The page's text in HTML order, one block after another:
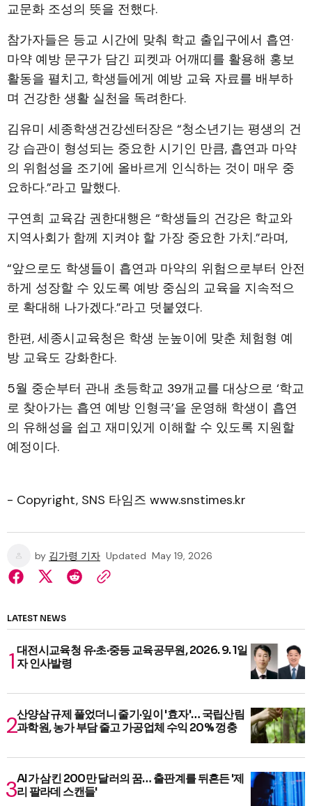
교문화 조성의 뜻을 전했다.
참가자들은 등교 시간에 맞춰 학교 출입구에서 흡연·
마약 예방 문구가 담긴 피켓과 어깨띠를 활용해 홍보
활동을 펼치고, 학생들에게 예방 교육 자료를 배부하
며 건강한 생활 실천을 독려한다.
김유미 세종학생건강센터장은 “청소년기는 평생의 건
강 습관이 형성되는 중요한 시기인 만큼, 흡연과 마약
의 위험성을 조기에 올바르게 인식하는 것이 매우 중
요하다.”라고 말했다.
구연희 교육감 권한대행은 “학생들의 건강은 학교와
지역사회가 함께 지켜야 할 가장 중요한 가치.”라며,
“앞으로도 학생들이 흡연과 마약의 위험으로부터 안전
하게 성장할 수 있도록 예방 중심의 교육을 지속적으
로 확대해 나가겠다.”라고 덧붙였다.
한편, 세종시교육청은 학생 눈높이에 맞춘 체험형 예
방 교육도 강화한다.
5월 중순부터 관내 초등학교 39개교를 대상으로 ‘학교
로 찾아가는 흡연 예방 인형극’을 운영해 학생이 흡연
의 유해성을 쉽고 재미있게 이해할 수 있도록 지원할
예정이다.
- Copyright, SNS 타임즈 www.snstimes.kr
by 김가령 기자 Updated May 19, 2026
LATEST NEWS
대전시교육청 유·초·중등 교육공무원, 2026. 9. 1일
자 인사발령
산양삼 규제 풀었더니 줄기·잎이 '효자'… 국립산림
과학원, 농가 부담 줄고 가공업체 수익 20% 껑충
AI가 삼킨 200만 달러의 꿈… 출판계를 뒤흔든 '제
리 팔라데 스캔들'